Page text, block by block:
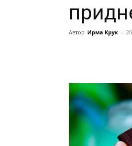
Автор Ирма Крук -